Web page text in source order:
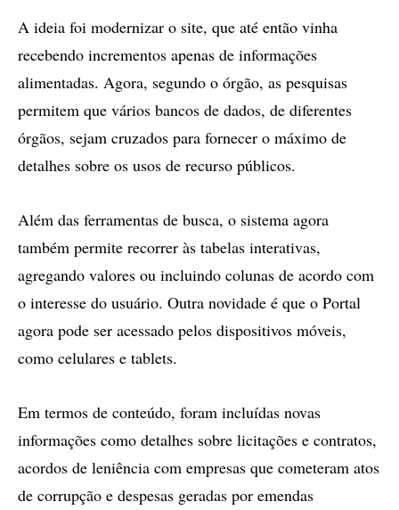
A ideia foi modernizar o site, que até então vinha
recebendo incrementos apenas de informações
alimentadas. Agora, segundo o órgão, as pesquisas
permitem que vários bancos de dados, de diferentes
órgãos, sejam cruzados para fornecer o máximo de
detalhes sobre os usos de recurso públicos.
Além das ferramentas de busca, o sistema agora
também permite recorrer às tabelas interativas,
agregando valores ou incluindo colunas de acordo com
o interesse do usuário. Outra novidade é que o Portal
agora pode ser acessado pelos dispositivos móveis,
como celulares e tablets.
Em termos de conteúdo, foram incluídas novas
informações como detalhes sobre licitações e contratos,
acordos de leniência com empresas que cometeram atos
de corrupção e despesas geradas por emendas